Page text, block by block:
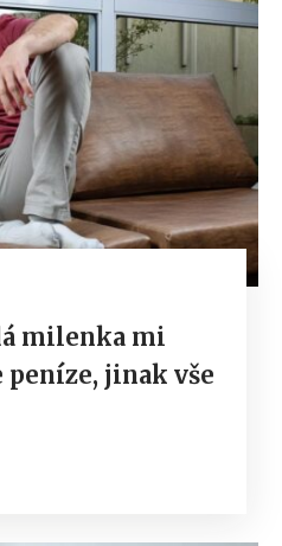
milenka mi
jinak vše